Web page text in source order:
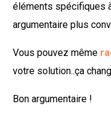
éléments spécifiques
argumentaire plus
Vous pouvez même
votre solution..ça
Bon argumentaire !